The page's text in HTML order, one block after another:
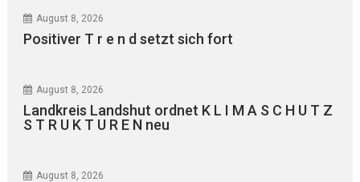
August 8, 2026
Positiver T r e n d setzt sich fort
August 8, 2026
Landkreis Landshut ordnet K L I M A S C H U T Z
S T R U K T U R E N neu
August 8, 2026